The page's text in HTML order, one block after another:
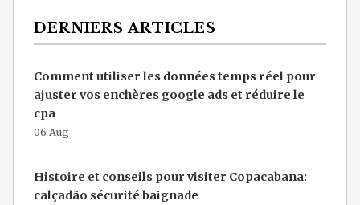
DERNIERS ARTICLES
Comment utiliser les données temps réel pour
ajuster vos enchères google ads et réduire le
cpa
06 Aug
Histoire et conseils pour visiter Copacabana:
calçadão sécurité baignade